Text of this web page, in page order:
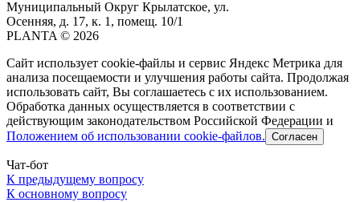
Муниципальный Округ Крылатское, ул.
Осенняя, д. 17, к. 1, помещ. 10/1
PLANTA © 2026
Сайт использует cookie-файлы и сервис Яндекс Метрика для
анализа посещаемости и улучшения работы сайта. Продолжая
использовать сайт, Вы соглашаетесь с их использованием.
Обработка данных осуществляется в соответствии с
действующим законодательством Российской Федерации и
Положением об использовании cookie-файлов. Согласен
Чат-бот
К предыдущему вопросу
К основному вопросу